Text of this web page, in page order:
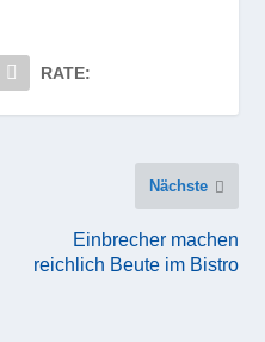
RATE:
Nächste
Einbrecher machen
reichlich Beute im Bistro